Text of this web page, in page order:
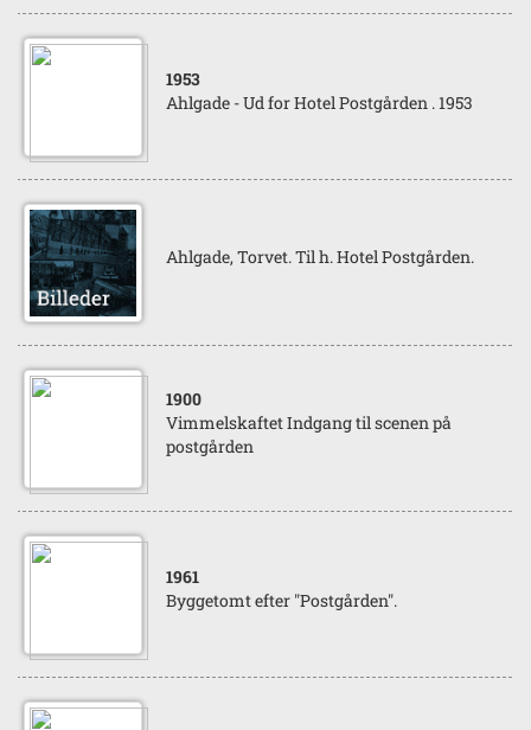
1953
Ahlgade - Ud for Hotel Postgården . 1953
Ahlgade, Torvet. Til h. Hotel Postgården.
1900
Vimmelskaftet Indgang til scenen på
postgården
1961
Byggetomt efter "Postgården".